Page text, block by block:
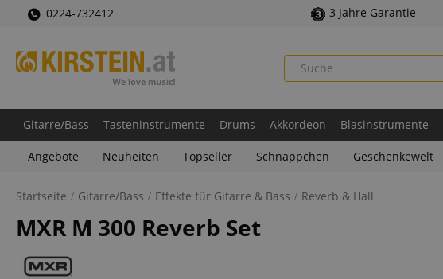
0224-732412 3 Jahre Garantie
Gitarre/Bass Tasteninstrumente Drums Akkordeon Blasinstrumente
Angebote Neuheiten Topseller Schnäppchen Geschenkewelt
Startseite Gitarre/Bass Effekte für Gitarre & Bass Reverb & Hall
MXR M 300 Reverb Set